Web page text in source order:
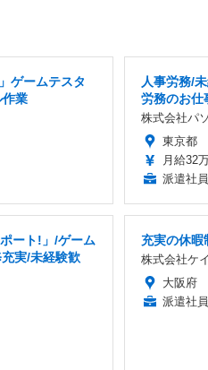
ゲームテスタ
作業
人事労務/
労務のお仕
株式会社パ
東京都
月給32
派遣社員
ート!」/ゲーム
実/未経験歓
充実の休暇
株式会社ケ
大阪府
派遣社員